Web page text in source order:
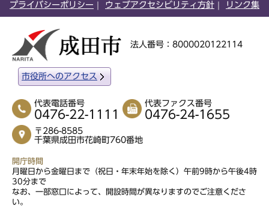
プライバシーポリシー
ウェブアクセシビリティ方針 リンク集
法人番号：8000020122114
市役所へのアクセス
代表電話番号
0476-22-1111
代表ファクス番号
0476-24-1655
〒286-8585
千葉県成田市花崎町760番地
開庁時間
月曜日から金曜日まで（祝日・年末年始を除く）午前9時から午後4時
30分まで
なお、一部窓口によって、開設時間が異なりますのでご注意くださ
い。